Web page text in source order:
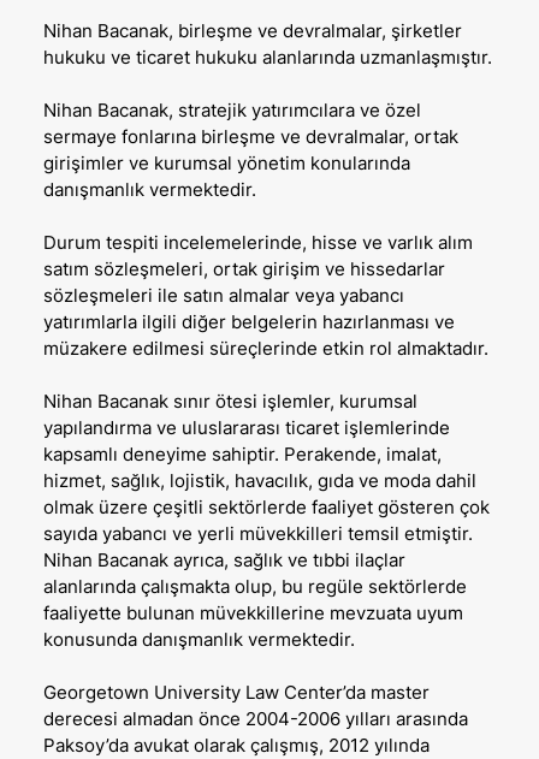
Nihan Bacanak, birleşme ve devralmalar, şirketler
hukuku ve ticaret hukuku alanlarında uzmanlaşmıştır.
Nihan Bacanak, stratejik yatırımcılara ve özel
sermaye fonlarına birleşme ve devralmalar, ortak
girişimler ve kurumsal yönetim konularında
danışmanlık vermektedir.
Durum tespiti incelemelerinde, hisse ve varlık alım
satım sözleşmeleri, ortak girişim ve hissedarlar
sözleşmeleri ile satın almalar veya yabancı
yatırımlarla ilgili diğer belgelerin hazırlanması ve
müzakere edilmesi süreçlerinde etkin rol almaktadır.
Nihan Bacanak sınır ötesi işlemler, kurumsal
yapılandırma ve uluslararası ticaret işlemlerinde
kapsamlı deneyime sahiptir. Perakende, imalat,
hizmet, sağlık, lojistik, havacılık, gıda ve moda dahil
olmak üzere çeşitli sektörlerde faaliyet gösteren çok
sayıda yabancı ve yerli müvekkilleri temsil etmiştir.
Nihan Bacanak ayrıca, sağlık ve tıbbi ilaçlar
alanlarında çalışmakta olup, bu regüle sektörlerde
faaliyette bulunan müvekkillerine mevzuata uyum
konusunda danışmanlık vermektedir.
Georgetown University Law Center’da master
derecesi almadan önce 2004-2006 yılları arasında
Paksoy’da avukat olarak çalışmış, 2012 yılında